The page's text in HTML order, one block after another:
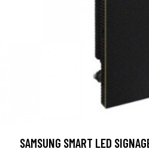
SAMSUNG SMART LED